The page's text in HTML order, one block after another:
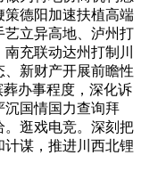
策德阳加速扶植高端
艺立异高地、泸州打
充联动达州打制川
新财产开展前瞻性
办事程度，深化诉
沉国情国力查询拜
。逛戏电竞。深刻把
谋，推进川西北锂